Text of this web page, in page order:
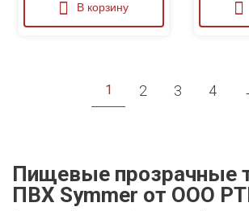
В корзину
1 2 3 4
Пищевые прозрачные
ПВХ Symmer от ООО